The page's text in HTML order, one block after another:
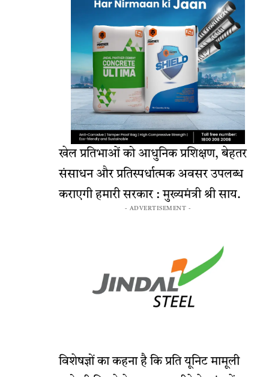
खेल प्रतिभाओं को आधुनिक प्रशिक्षण, बेहतर
संसाधन और प्रतिस्पर्धात्मक अवसर उपलब्ध
कराएगी हमारी सरकार : मुख्यमंत्री श्री साय.
- ADVERTISEMENT -
विशेषज्ञों का कहना है कि प्रति यूनिट मामूली